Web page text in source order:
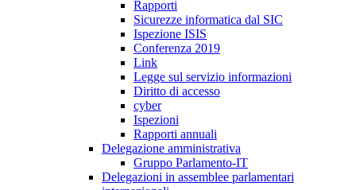
Rapporti
Sicurezze informatica dal SIC
Ispezione ISIS
Conferenza 2019
Link
Legge sul servizio informazioni
Diritto di accesso
cyber
Ispezioni
Rapporti annuali
Delegazione amministrativa
Gruppo Parlamento-IT
Delegazioni in assemblee parlamentari